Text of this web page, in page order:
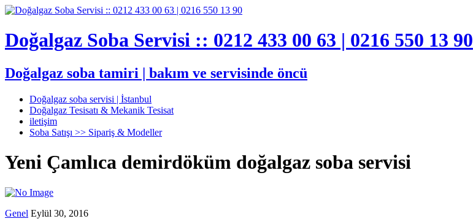
Doğalgaz Soba Servisi :: 0212 433 00 63 | 0216 550 13 90
Doğalgaz soba tamiri | bakım ve servisinde öncü
Doğalgaz soba servisi | İstanbul
Doğalgaz Tesisatı & Mekanik Tesisat
iletişim
Soba Satışı >> Sipariş & Modeller
Yeni Çamlıca demirdöküm doğalgaz soba servisi
Genel Eylül 30, 2016